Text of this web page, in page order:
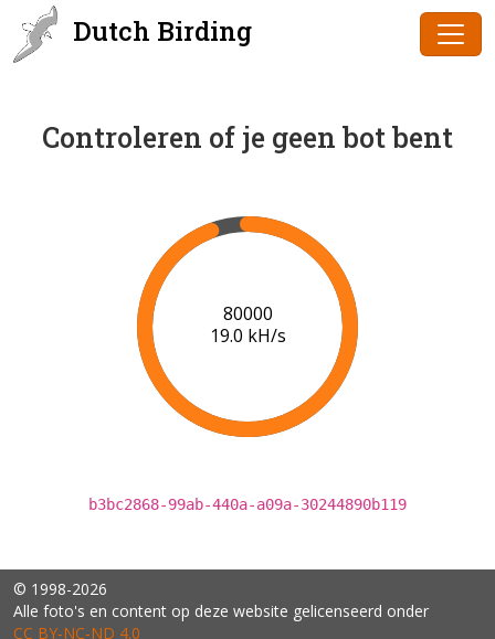
Dutch Birding
Controleren of je geen bot bent
81000
18.8 kH/s
b3bc2868-99ab-440a-a09a-30244890b119
© 1998-2026
Alle foto's en content op deze website gelicenseerd onder
CC BY‑NC‑ND 4.0